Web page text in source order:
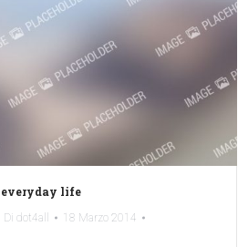
everyday life
Di dot4all
18 Marzo 2014